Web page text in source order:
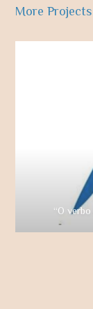
More Projects
“O verbo